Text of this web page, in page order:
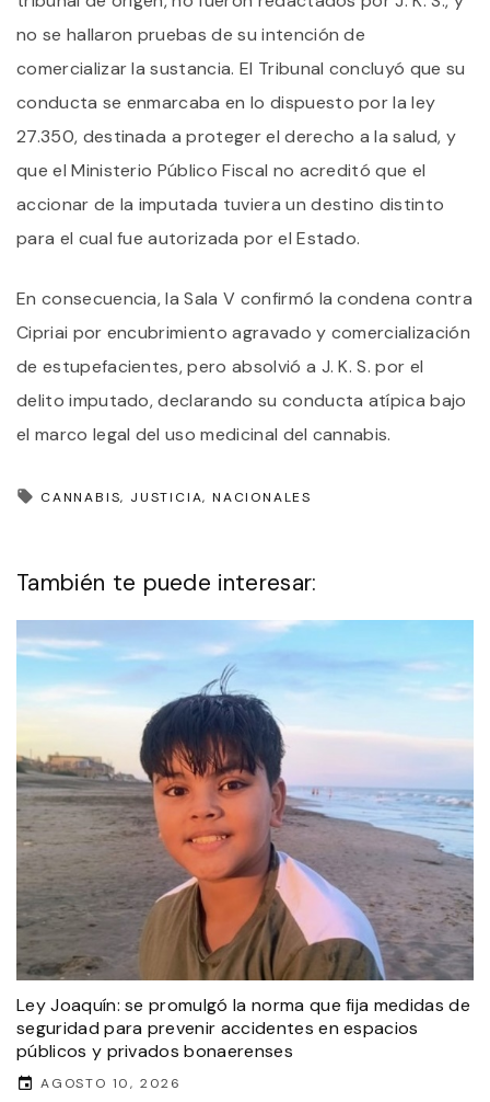
no se hallaron pruebas de su intención de
comercializar la sustancia. El Tribunal concluyó que su
conducta se enmarcaba en lo dispuesto por la ley
27.350, destinada a proteger el derecho a la salud, y
que el Ministerio Público Fiscal no acreditó que el
accionar de la imputada tuviera un destino distinto
para el cual fue autorizada por el Estado.
En consecuencia, la Sala V confirmó la condena contra
Cipriai por encubrimiento agravado y comercialización
de estupefacientes, pero absolvió a J. K. S. por el
delito imputado, declarando su conducta atípica bajo
el marco legal del uso medicinal del cannabis.
CANNABIS JUSTICIA NACIONALES
También te puede interesar:
Ley Joaquín: se promulgó la norma que fija medidas de
seguridad para prevenir accidentes en espacios
públicos y privados bonaerenses
AGOSTO 10, 2026